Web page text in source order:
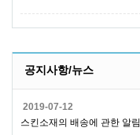
공지사항/뉴스
2019-07-12
스킨소재의 배송에 관한 알림